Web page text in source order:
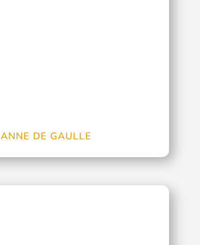
ANNE DE GAULLE